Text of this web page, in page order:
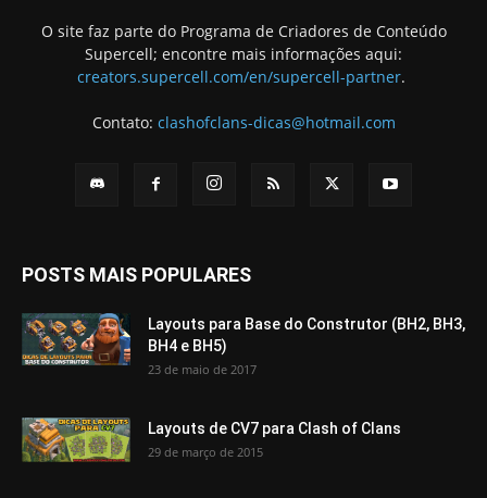
O site faz parte do Programa de Criadores de Conteúdo
Supercell; encontre mais informações aqui:
creators.supercell.com/en/supercell-partner.
Contato: clashofclans-dicas@hotmail.com
POSTS MAIS POPULARES
Layouts para Base do Construtor (BH2, BH3,
BH4 e BH5)
23 de maio de 2017
Layouts de CV7 para Clash of Clans
29 de março de 2015